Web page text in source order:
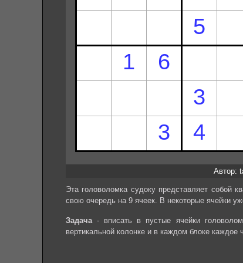
Автор:
Эта головоломка судоку представляет собой
свою очередь на 9 ячеек. В некоторые ячейки
Задача- вписать в пустые ячейки
вертикальной колонке и в каждом блоке